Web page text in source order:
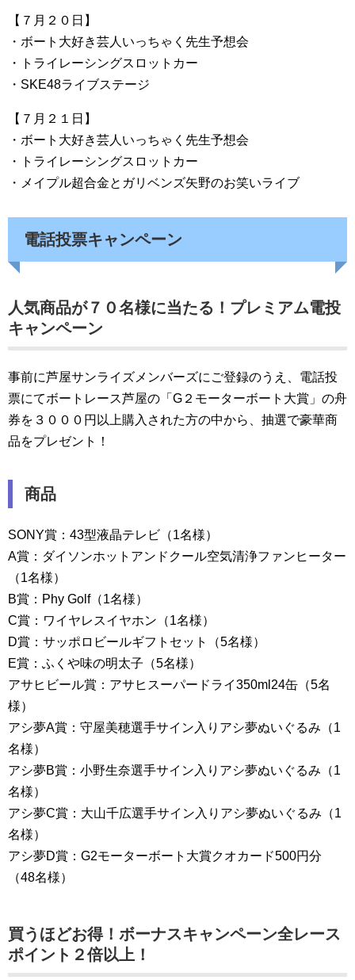
【７月２０日】
・ボート大好き芸人いっちゃく先生予想会
・トライレーシングスロットカー
・SKE48ライブステージ
【７月２１日】
・ボート大好き芸人いっちゃく先生予想会
・トライレーシングスロットカー
・メイプル超合金とガリベンズ矢野のお笑いライブ
電話投票キャンペーン
人気商品が７０名様に当たる！プレミアム電投
キャンペーン
事前に芦屋サンライズメンバーズにご登録のうえ、電話投
票にてボートレース芦屋の「G２モーターボート大賞」の舟
券を３０００円以上購入された方の中から、抽選で豪華商
品をプレゼント！
商品
SONY賞：43型液晶テレビ（1名様）
A賞：ダイソンホットアンドクール空気清浄ファンヒーター
（1名様）
B賞：Phy Golf（1名様）
C賞：ワイヤレスイヤホン（1名様）
D賞：サッポロビールギフトセット（5名様）
E賞：ふくや味の明太子（5名様）
アサヒビール賞：アサヒスーパードライ350ml24缶（5名
様）
アシ夢A賞：守屋美穂選手サイン入りアシ夢ぬいぐるみ（1
名様）
アシ夢B賞：小野生奈選手サイン入りアシ夢ぬいぐるみ（1
名様）
アシ夢C賞：大山千広選手サイン入りアシ夢ぬいぐるみ（1
名様）
アシ夢D賞：G2モーターボート大賞クオカード500円分
（48名様）
買うほどお得！ボーナスキャンペーン全レース
ポイント２倍以上！